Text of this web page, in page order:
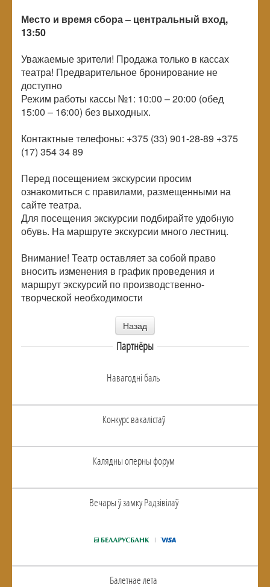
Место и время сбора – центральный вход,
13:50
Уважаемые зрители! Продажа только в кассах
театра! Предварительное бронирование не
доступно
Режим работы кассы №1: 10:00 – 20:00 (обед
15:00 – 16:00) без выходных.
Контактные телефоны: +375 (33) 901-28-89 +375
(17) 354 34 89
Перед посещением экскурсии просим
ознакомиться с правилами, размещенными на
сайте театра.
Для посещения экскурсии подбирайте удобную
обувь. На маршруте экскурсии много лестниц.
Внимание! Театр оставляет за собой право
вносить изменения в график проведения и
маршрут экскурсий по производственно-
творческой необходимости
Назад
Партнёры
Навагоднi баль
Конкурс вакалiстаў
Калядны оперны форум
Вечары ў замку Радзiвiлаў
Балетнае лета